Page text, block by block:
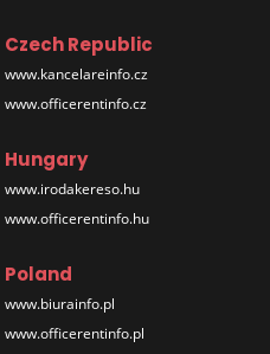
Czech Republic
www.kancelareinfo.cz
www.officerentinfo.cz
Hungary
www.irodakereso.hu
www.officerentinfo.hu
Poland
www.biurainfo.pl
www.officerentinfo.pl